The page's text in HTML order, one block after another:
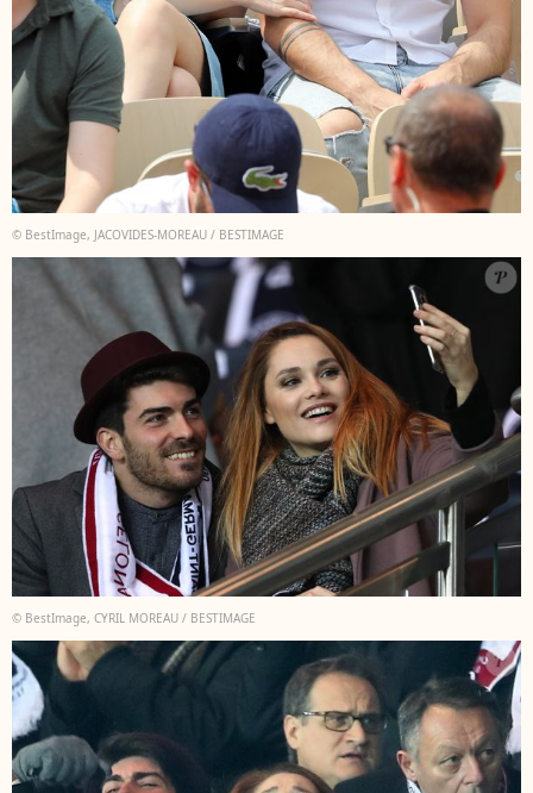
© BestImage, JACOVIDES-MOREAU / BESTIMAGE
© BestImage, CYRIL MOREAU / BESTIMAGE